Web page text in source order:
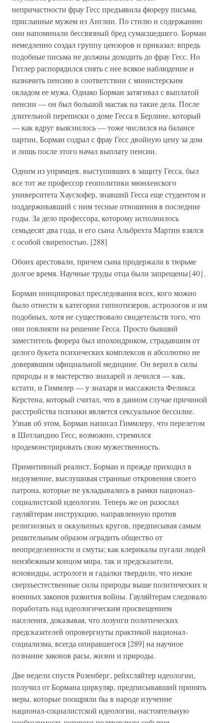
непричастности фрау Гесс предъявила фюреру письма,
присланные мужем из Англии. По стилю и содержанию
они напоминали бессвязный бред сумасшедшего. Борман
немедленно создал группу цензоров и приказал: впредь
подобные письма не должны доходить до фрау Гесс. Но
Гитлер распорядился снять с нее всякое наблюдение и
назначить пенсию в соответствии с министерским
окладом ее мужа. Однако Борман затягивал с выплатой
пенсии — он был большой мастак на такие дела. После
длительной переписки о доме Гесса в Берлине, который
— как вдруг выяснилось — тоже числился на балансе
партии, Борман содрал с фрау Гесс двойную цену за дом
и лишь после этого начал выплату пенсии.
Одним из упрямцев, выступивших в защиту Гесса, был
все тот же профессор геополитики мюнхенского
университета Хаусхофер, знавший Гесса еще студентом и
поддерживавший с ним тесные отношения в последние
годы. За дело профессора, которому исполнилось
семьдесят два года, и его сына Альбрехта Мартин взялся
с особой свирепостью. [288]
Обоих арестовали, причем сына продержали в тюрьме
долгое время. Научные труды отца были запрещены{40}.
Борман инициировал преследования всех, кого можно
было отнести к категории гипнотизеров, астрологов и им
подобных, хотя не существовало свидетельств того, что
они повлияли на решение Гесса. Просто бывший
заместитель фюрера был ипохондриком, страдавшим от
целого букета психических комплексов и абсолютно не
доверявшим официальной медицине. Он верил в силы
природы и в мастерство знахарей и лечился — как,
кстати, и Гиммлер — у знахаря и массажиста Феликса
Керстена, который считал, что в данном случае причиной
расстройства психики является сексуальное бессилие.
Узнав об этом, Борман написал Гиммлеру, что перелетом
в Шотландию Гесс, возможно, стремился
продемонстрировать свою мужественность.
Примитивный реалист, Борман и прежде приходил в
недоумение, выслушивая странные откровения своего
патрона, которые не укладывались в рамки национал-
социалистской идеологии. Теперь же он разослал
гауляйтерам инструкцию, направленную против
религиозных и оккультных кругов, предписывая самым
решительным образом оградить общество от
неопределенности и смуты; как клерикалы пугали людей
неизбежным концом мира, так и предсказатели,
ясновидцы, астрологи и гадалки твердили, что некие
сверхъестественные силы природы выше политических и
военных законов развития войны. Гауляйтерам следовало
поработать над идеологическим просвещением
населения, доказывая, что лозунги политических
предсказателей опровергнуты практикой национал-
социализма, всегда опиравшегося [289] на научное
познание законов расы, жизни и природы.
Две недели спустя Розенберг, рейхсляйтер идеологии,
получил от Бормана циркуляр, предписывавший принять
меры, которые поощряли бы в народе изучение
национал-социалистской идеологии, настоятельную